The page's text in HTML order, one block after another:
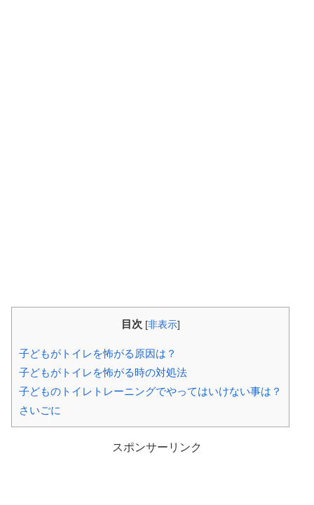
目次 [非表示]
子どもがトイレを怖がる原因は？
子どもがトイレを怖がる時の対処法
子どものトイレトレーニングでやってはいけない事は？
さいごに
スポンサーリンク